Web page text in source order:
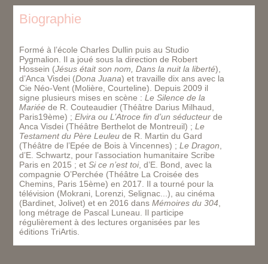
Biographie
Formé à l’école Charles Dullin puis au Studio
Pygmalion. Il a joué sous la direction de Robert
Hossein (Jésus était son nom, Dans la nuit la liberté),
d’Anca Visdei (Dona Juana) et travaille dix ans avec la
Cie Néo-Vent (Molière, Courteline). Depuis 2009 il
signe plusieurs mises en scène :Le Silence de la
Mariée de R. Couteaudier (Théâtre Darius Milhaud,
Paris19ème) ;Elvira ou L’Atroce fin d’un séducteur de
Anca Visdei (Théâtre Berthelot de Montreuil) ;Le
Testament du Père Leuleu de R. Martin du Gard
(Théâtre de l’Epée de Bois à Vincennes) ;Le Dragon
d’E. Schwartz, pour l’association humanitaire Scribe
Paris en 2015 ; etSi ce n’est toi, d’E. Bond, avec la
compagnie O’Perchée (Théâtre La Croisée des
Chemins, Paris 15ème) en 2017. Il a tourné pour la
télévision (Mokrani, Lorenzi, Selignac...), au cinéma
(Bardinet, Jolivet) et en 2016 dansMémoires du 304
long métrage de Pascal Luneau. Il participe
régulièrement à des lectures organisées par les
éditions TriArtis.